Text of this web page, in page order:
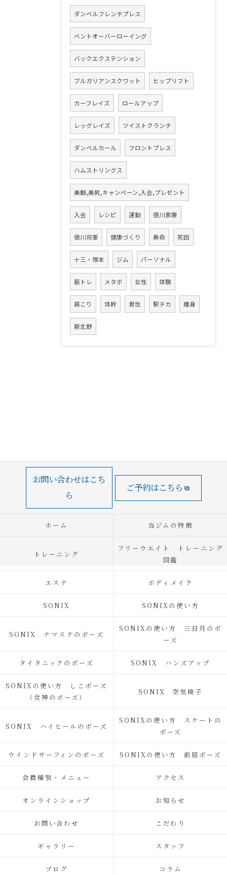
ダンベルフレンチプレス
ベントオーバーローイング
バックエクステンション
ブルガリアンスクワット ヒップリフト
カーフレイズ ロールアップ
レッグレイズ ツイストクランチ
ダンベルカール フロントプレス
ハムストリングス
美脚,美尻,キャンペーン,入会,プレゼント
入会 レシピ 運動 徳川家康
徳川将軍 健康づくり 寿命 死因
十三・塚本 ジム パーソナル
筋トレ メタボ 女性 体験
肩こり 体幹 男性 駅チカ 痩身
新北野
お問い合わせはこち
ら
ご予約はこちら
ホーム 当ジムの特徴
トレーニング
フリーウエイト トレーニング
図鑑
エステ ボディメイク
SONIX SONIXの使い方
SONIX ナマステのポーズ
SONIXの使い方 三日月のポ
ーズ
タイタニックのポーズ SONIX ハンズアップ
SONIXの使い方 しこポーズ
（女神のポーズ）
SONIX 空気椅子
SONIX ハイヒールのポーズ
SONIXの使い方 スケートの
ポーズ
ウインドサーフィンのポーズ SONIXの使い方 前屈ポーズ
会員種別・メニュー アクセス
オンラインショップ お知らせ
お問い合わせ こだわり
ギャラリー スタッフ
ブログ コラム